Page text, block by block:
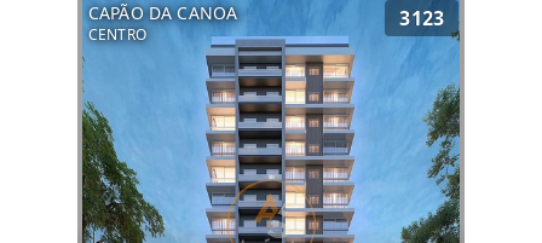
CAPÃO DA CANOA
CENTRO
3123